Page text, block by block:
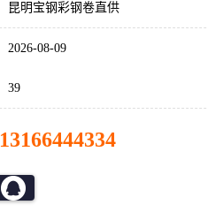
昆明宝钢彩钢卷直供
2026-08-09
39
13166444334